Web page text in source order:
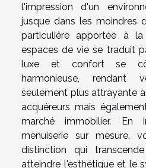
l'impression d'un
jusque dans les moindres
particulière apportée à la
espaces de vie se traduit
luxe et confort se
harmonieuse, rendant
seulement plus attrayante
acquéreurs mais
marché immobilier. En
menuiserie sur mesure,
distinction qui
atteindre l'esthétique et le